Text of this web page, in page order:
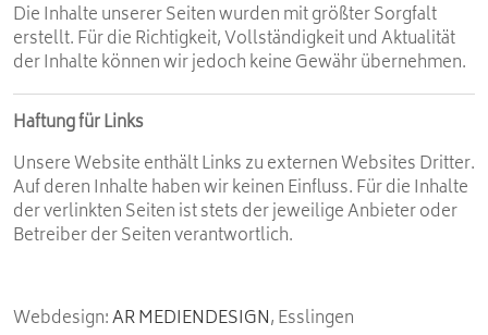
Die Inhalte unserer Seiten wurden mit größter Sorgfalt
erstellt. Für die Richtigkeit, Vollständigkeit und Aktualität
der Inhalte können wir jedoch keine Gewähr übernehmen.
Haftung für Links
Unsere Website enthält Links zu externen Websites Dritter.
Auf deren Inhalte haben wir keinen Einfluss. Für die Inhalte
der verlinkten Seiten ist stets der jeweilige Anbieter oder
Betreiber der Seiten verantwortlich.
Webdesign:AR MEDIENDESIGN, Esslingen